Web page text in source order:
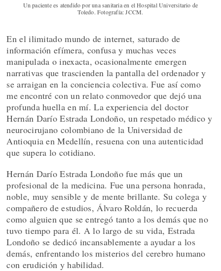
Un paciente es atendido por una sanitaria en el Hospital Universitario de
Toledo. Fotografía: JCCM.
En el ilimitado mundo de internet, saturado de
información efímera, confusa y muchas veces
manipulada o inexacta, ocasionalmente emergen
narrativas que trascienden la pantalla del ordenador y
se arraigan en la conciencia colectiva. Fue así como
me encontré con un relato conmovedor que dejó una
profunda huella en mí. La experiencia del doctor
Hernán Darío Estrada Londoño, un respetado médico y
neurocirujano colombiano de la Universidad de
Antioquia en Medellín, resuena con una autenticidad
que supera lo cotidiano.
Hernán Darío Estrada Londoño fue más que un
profesional de la medicina. Fue una persona honrada,
noble, muy sensible y de mente brillante. Su colega y
compañero de estudios, Álvaro Roldán, lo recuerda
como alguien que se entregó tanto a los demás que no
tuvo tiempo para él. A lo largo de su vida, Estrada
Londoño se dedicó incansablemente a ayudar a los
demás, enfrentando los misterios del cerebro humano
con erudición y habilidad.